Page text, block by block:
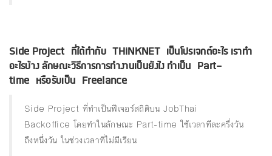
Side Project ที่ได้ทํากับ THiNKNET เป็นโปรเจกต์อะไร เราทํา
อะไรบ้าง ลักษณะวิธีการการทํางานเป็นยังไง ทําเป็น Part-
time หรือรับเป็น Freelance
Side Project ที่ทำเป็นฟีเจอร์สถิติบน JobThai
Backoffice โดยทำในลักษณะ Part-time ใช้เวลาทีละครึ่งวัน
ถึงหนึ่งวัน ในช่วงเวลาที่ไม่มีเรียน